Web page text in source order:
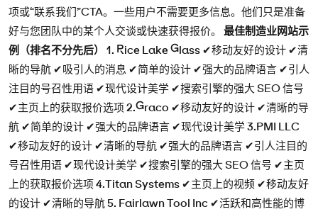
项或“联系我们”CTA。一些用户不需要更多信息。他们只是准备
好与您团队中的某个人交谈或快速获得报价。 最佳制造业网站示
例（排名不分先后） 1. Rice Lake Glass ✔移动友好的设计 ✔清
晰的导航 ✔吸引人的消息 ✔简单的设计 ✔强大的品牌语言 ✔引人
注目的号召性用语 ✔现代设计美学 ✔搜索引擎的强大 SEO 信号
✔主页上的获取报价选项2.Graco ✔移动友好的设计 ✔清晰的导
航 ✔简单的设计 ✔强大的品牌语言 ✔现代设计美学3.PMI LLC
✔移动友好的设计 ✔清晰的导航 ✔强大的品牌语言 ✔引人注目的
号召性用语 ✔现代设计美学 ✔搜索引擎的强大 SEO 信号 ✔主页
上的获取报价选项4.Titan Systems ✔主页上的视频 ✔移动友好
的设计 ✔清晰的导航5. Fairlawn Tool Inc ✔活跃和高性能的博